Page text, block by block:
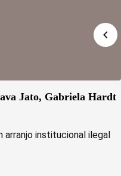
Jato, Gabriela Hardt
arranjo institucional ilegal